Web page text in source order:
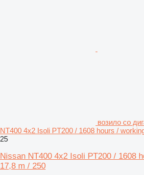
возило со
NT400 4x2 Isoli PT200 / 1608 hours /
25
Nissan NT400 4x2 Isoli PT200 / 1608
17,8 m / 250